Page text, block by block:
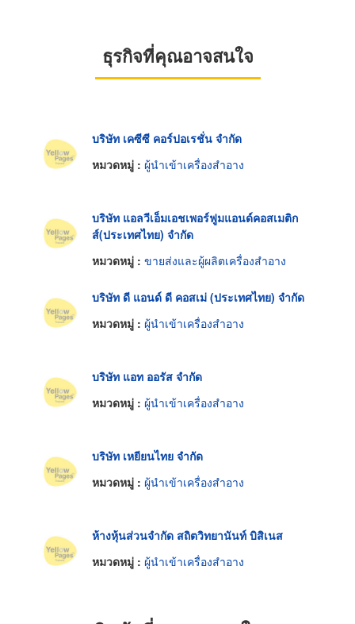
ธุรกิจที่คุณอาจสนใจ
บริษัท เคซีซี คอร์ปอเรชั่น จำกัด
หมวดหมู่ : ผู้นำเข้าเครื่องสำอาง
บริษัท แอลวีเอ็มเอชเพอร์ฟูมแอนด์คอสเมติก
ส์(ประเทศไทย) จำกัด
หมวดหมู่ : ขายส่งและผู้ผลิตเครื่องสำอาง
บริษัท ดี แอนด์ ดี คอสเม่ (ประเทศไทย) จำกัด
หมวดหมู่ : ผู้นำเข้าเครื่องสำอาง
บริษัท แอท ออรัส จำกัด
หมวดหมู่ : ผู้นำเข้าเครื่องสำอาง
บริษัท เหยียนไทย จำกัด
หมวดหมู่ : ผู้นำเข้าเครื่องสำอาง
ห้างหุ้นส่วนจำกัด สถิตวิทยานันท์ บิสิเนส
หมวดหมู่ : ผู้นำเข้าเครื่องสำอาง